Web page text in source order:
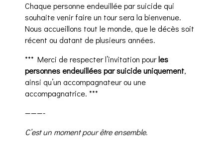
Chaque personne endeuillée par suicide qui
souhaite venir faire un tour sera la bienvenue.
Nous accueillons tout le monde, que le décès soit
récent ou datant de plusieurs années.
*** Merci de respecter l’invitation pourles
personnes endeuillées par suicide uniquement,
ainsi qu’un accompagnateur ou une
accompagnatrice. ***
———-
C’est un moment pour être ensemble.